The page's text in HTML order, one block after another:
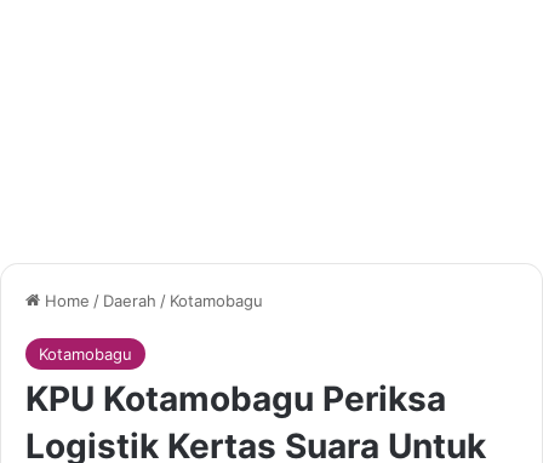
Home / Daerah / Kotamobagu
Kotamobagu
KPU Kotamobagu Periksa
Logistik Kertas Suara Untuk